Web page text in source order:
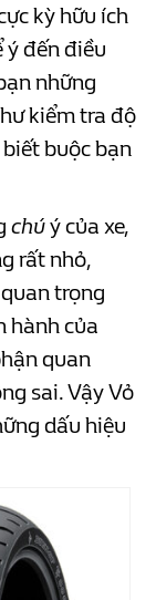
kỳ hữu ích
ý đến điều
những
kiểm tra độ
buộc bạn
chúý của xe,
rất nhỏ,
trọng
hành của
quan
sai. Vậy Vỏ
dấu hiệu